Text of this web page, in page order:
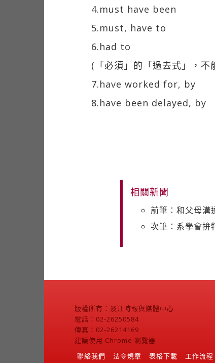
4.must have been
5.must, have to
6.had to
(「必須」的「過去式」，
7.have worked for, by
8.have been delayed, by
相關新聞
前筆：和父母溝
次筆：系學會拚
版權所有：淡江時報與媒體中心
電話：02-26250584
傳真：02-26214169
建議使用 Chrome 瀏覽器
聯絡我們
法令規章 表格下載 工作流程